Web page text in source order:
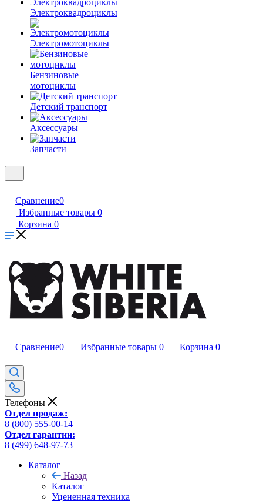
Электроквадроциклы
Электромотоциклы
Бензиновые
мотоциклы
Детский транспорт
Аксессуары
Запчасти
Сравнение0
Избранные товары 0
Корзина 0
Сравнение0 Избранные товары 0 Корзина 0
Телефоны
Отдел продаж:
8 (800) 555-00-14
Отдел гарантии:
8 (499) 648-97-73
Каталог
Назад
Каталог
Уцененная техника